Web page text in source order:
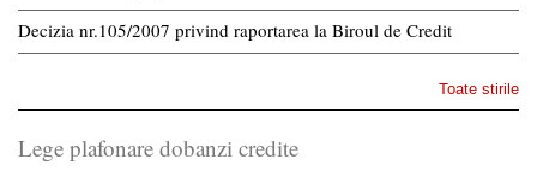
Decizia nr.105/2007 privind raportarea la Biroul de Credit
Toate stirile
Lege plafonare dobanzi credite